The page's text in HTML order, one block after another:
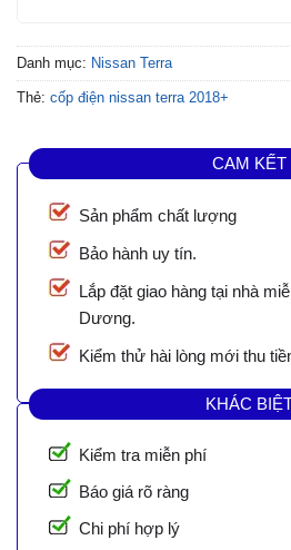
Danh mục: Nissan Terra
Thẻ: cốp điện nissan terra 2018+
CAM KẾT
Sản phẩm chất lượng
Bảo hành uy tín.
Lắp đặt giao hàng tại nhà
Dương.
Kiểm thử hài lòng mới thu
KHÁC
Kiểm tra miễn phí
Báo giá rõ ràng
Chi phí hợp lý